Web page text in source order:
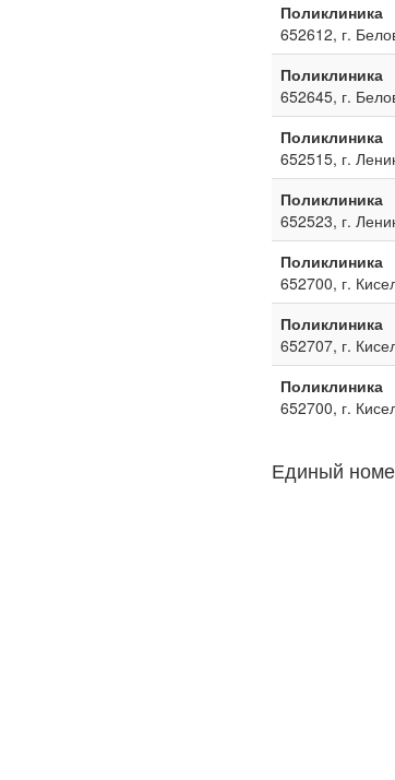
Поликлиника
652612, г.
Поликлиника
652645, г.
Поликлиника
652515, г.
Поликлиника
652523, г.
Поликлиника
652700, г.
Поликлиника
652707, г.
Поликлиника
652700, г.
Единый